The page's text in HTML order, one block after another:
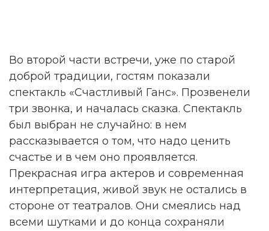
Во второй части встречи, уже по старой
доброй традиции, гостям показали
спектакль «Счастливый Ганс». Прозвенели
три звонка, и началась сказка. Спектакль
был выбран не случайно: в нем
рассказывается о том, что надо ценить
счастье и в чем оно проявляется.
Прекрасная игра актеров и современная
интерпретация, живой звук не остались в
стороне от театралов. Они смеялись над
всеми шутками и до конца сохраняли